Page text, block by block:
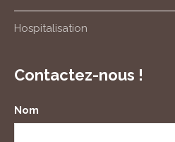
Hospitalisation
Contactez-nous !
Nom